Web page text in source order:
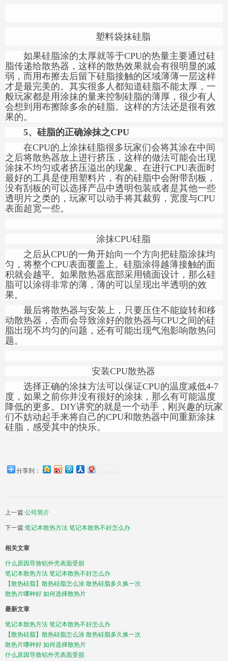
塑料袋抹硅脂
如果硅脂涂的太厚就等于CPU的热量主要通过硅
脂传递给散热器，这样的散热效果就会有很明显的减
弱，而用布擦去后留下硅脂接触的区域薄薄一层这样
才是最完美的。其实很多人都知道硅脂不能太厚，一
般玩家都是用涂抹的量来控制硅脂的薄厚，很少有人
会想到用布擦除多余的硅脂。这样的方法还是很有效
果的。
5、 硅脂的正确涂抹之CPU
在CPU的上涂抹硅脂很多玩家们会将其涂在中间
之后将散热器放上进行挤压，这样的做法可能会出现
涂抹不均匀或者挤压溢出的现象。在进行CPU表面时
最好的工具是使用塑料片，有的硅脂中会附带刮板，
没有刮板的可以选择产品中透明包装或者是其他一些
透明片之类的，玩家可以动手将其裁剪，宽度与CPU
表面超宽一些。
涂抹CPU硅脂
之后从CPU的一角开始向一个方向把硅脂涂抹均
匀，将整个CPU表面覆盖上。硅脂涂得越薄接触的面
积就会越平。如果散热器底部采用镜面设计，那么硅
脂可以涂得非常的薄，薄的可以呈现出半透明的效
果。
最后将散热器与安装上，只要压住不能旋转和移
动散热器，否而会导致涂好的散热器与CPU之间的硅
脂出现不均匀的问题，还有可能出现气泡影响散热问
题。
安装CPU散热器
选择正确的涂抹方法可以保证CPU的温度减低4-7
度，如果之前你并没有很好的涂抹，那么有可能温度
降低的更多。DIY讲究的就是一个动手，刚兴趣的玩家
们不妨动起手来将自己的CPU和散热器中间重新涂抹
硅脂，感受其中的快乐。
分享到：
上一篇:公司简介
下一篇:笔记本散热方法 笔记本散热不好怎么办
相关文章
什么原因导致铝外壳表面受损
笔记本散热方法 笔记本散热不好怎么办
【散热硅脂】散热硅脂怎么涂 散热硅脂多久换一次
散热片哪种好 如何选择散热片
最新文章
笔记本散热方法 笔记本散热不好怎么办
【散热硅脂】散热硅脂怎么涂 散热硅脂多久换一次
散热片哪种好 如何选择散热片
什么原因导致铝外壳表面受损